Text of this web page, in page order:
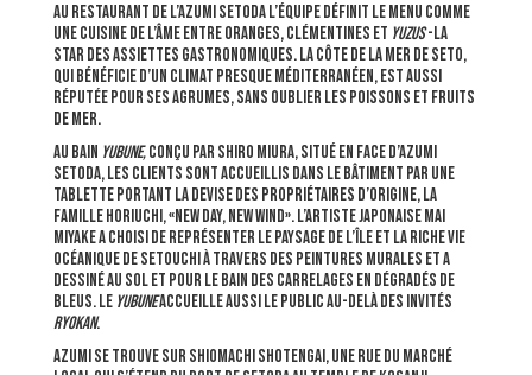
Au restaurant de l’Azumi Setoda l’équipe définit le menu comme
une cuisine de l’âme entre oranges, clémentines et yuzus-la
star des assiettes gastronomiques. La côte de la mer de Seto,
qui bénéficie d’un climat presque méditerranéen, est aussi
réputée pour ses agrumes, sans oublier les poissons et fruits
de mer.
Au bain yubune,conçu par Shiro Miura, situé en face d’Azumi
Setoda, les clients sont accueillis dans le bâtiment par une
tablette portant la devise des propriétaires d’origine, la
famille Horiuchi, «New Day, New Wind». L’artiste japonaise Mai
Miyake a choisi de représenter le paysage de l’île et la riche vie
océanique de Setouchi à travers des peintures murales et a
dessiné au sol et pour le bain des carrelages en dégradés de
bleus. Le yubuneaccueille aussi le public au-delà des invités
ryokan.
Azumi se trouve sur Shiomachi Shotengai, une rue du marché